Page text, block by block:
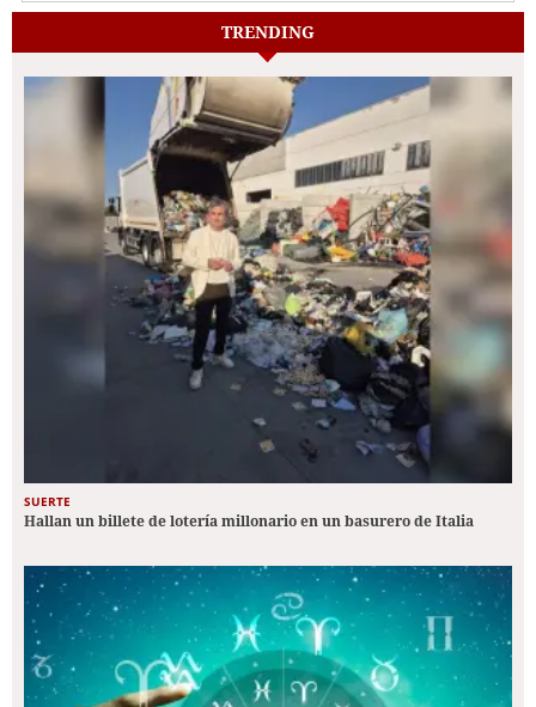
TRENDING
SUERTE
Hallan un billete de lotería millonario en un basurero de Italia